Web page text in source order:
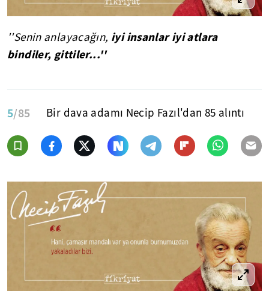
''Senin anlayacağın, iyi insanlar iyi atlara
bindiler, gittiler...''
5/85 Bir dava adamı Necip Fazıl'dan 85 alıntı